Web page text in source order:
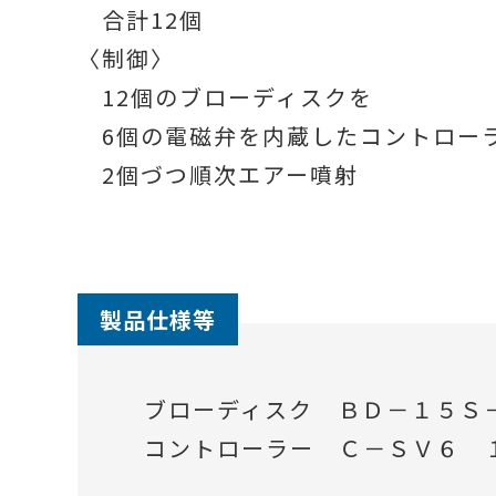
合計12個
〈制御〉
12個のブローディスクを
6個の電磁弁を内蔵したコントロー
2個づつ順次エアー噴射
製品仕様等
ブローディスク ＢＤ－１５
コントローラー Ｃ－ＳＶ６